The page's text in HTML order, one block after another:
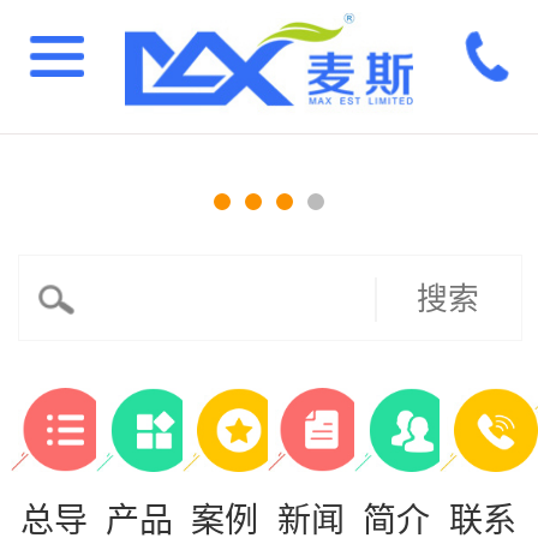
搜索
总导 产品 案例 新闻 简介 联系